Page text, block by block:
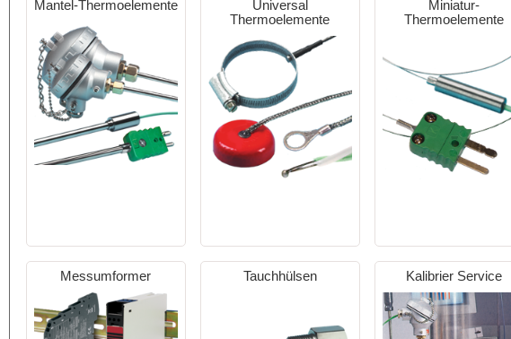
Mantel-Thermoelemente
Universal
Thermoelemente
Miniatur-
Thermoelemente
Messumformer Tauchhülsen Kalibrier Service